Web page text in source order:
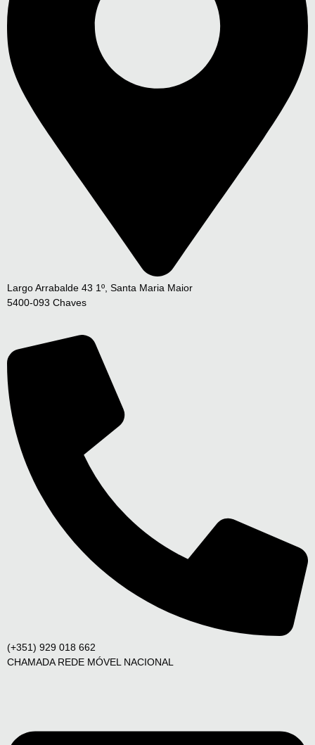
Largo Arrabalde 43 1º, Santa Maria Maior
5400-093 Chaves
(+351) 929 018 662
CHAMADA REDE MÓVEL NACIONAL